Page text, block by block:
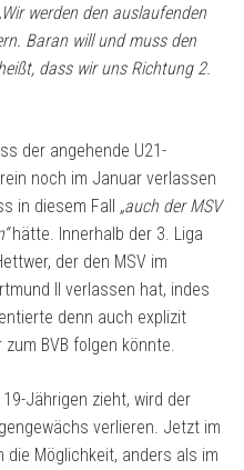
werden den auslaufenden
Baran will und muss den
dass wir uns Richtung 2.
der angehende U21-
noch im Januar verlassen
in diesem Fall „auch der MSV
hätte. Innerhalb der 3. Liga
der den MSV im
II verlassen hat, indes
denn auch explizit
BVB folgen könnte.
Jährigen zieht, wird der
verlieren. Jetzt im
Möglichkeit, anders als im